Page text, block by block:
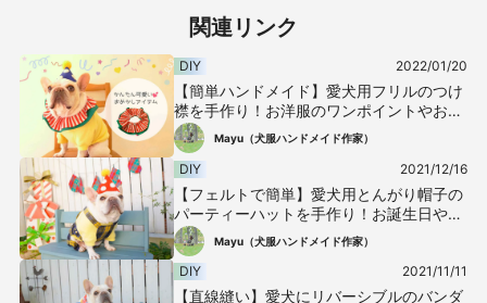
関連リンク
DIY 2022/01/20
【簡単ハンドメイド】愛犬用フリルのつけ
襟を手作り！お洋服のワンポイントやお誕
生日・イベントにオススメ♪
Mayu（犬服ハンドメイド作家）
DIY 2021/12/16
【フェルトで簡単】愛犬用とんがり帽子の
パーティーハットを手作り！お誕生日やイ
ベントの記念撮影に使える♪
Mayu（犬服ハンドメイド作家）
DIY 2021/11/11
【直線縫い】愛犬にリバーシブルのバンダ